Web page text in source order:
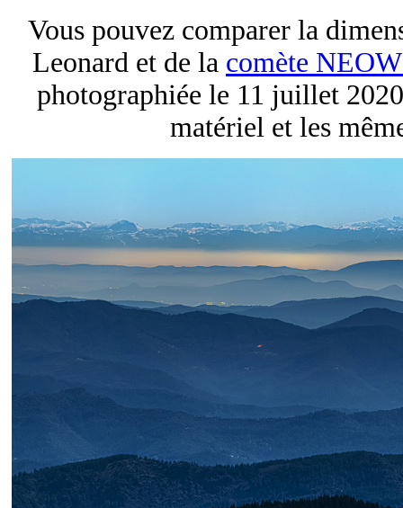
Vous pouvez comparer la
Leonard et de la comète
photographiée le 11 juillet
matériel et les